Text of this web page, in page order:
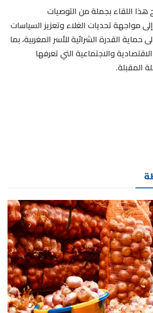
هذا اللقاء بجملة من التوصيات
مواجهة تحديات الغلاء وتعزيز السياسات
حماية القدرة الشرائية للأسر المغربية، بما
والاجتماعية التي تعرفها
المقبلة.